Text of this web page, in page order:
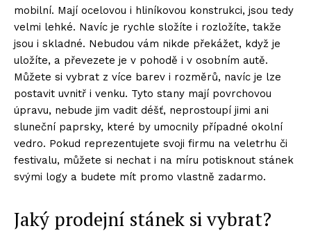
mobilní. Mají ocelovou i hliníkovou konstrukci, jsou tedy
velmi lehké. Navíc je rychle složíte i rozložíte, takže
jsou i skladné. Nebudou vám nikde překážet, když je
uložíte, a převezete je v pohodě i v osobním autě.
Můžete si vybrat z více barev i rozměrů, navíc je lze
postavit uvnitř i venku. Tyto stany mají povrchovou
úpravu, nebude jim vadit déšť, neprostoupí jimi ani
sluneční paprsky, které by umocnily případné okolní
vedro. Pokud reprezentujete svoji firmu na veletrhu či
festivalu, můžete si nechat i na míru potisknout stánek
svými logy a budete mít promo vlastně zadarmo.
Jaký prodejní stánek si vybrat?